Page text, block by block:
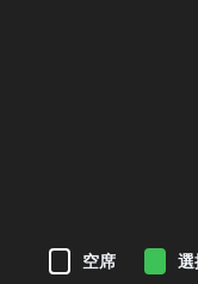
空席 選